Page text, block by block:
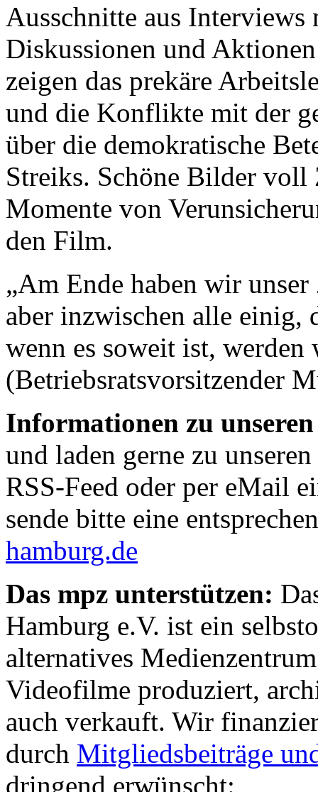
Ausschnitte aus
Diskussionen und
zeigen das prekäre
und die Konflikte mit der
über die demokratische
Streiks. Schöne Bilder
Momente von
den Film.
„Am Ende haben wir
aber inzwischen alle einig,
wenn es soweit ist,
(Betriebsratsvorsitzender
Informationen zu
und laden gerne zu
RSS-Feed oder per eMail
sende bitte eine
hamburg.de
Das mpz unterstützen:
Hamburg e.V. ist ein
alternatives
Videofilme produziert,
auch verkauft. Wir
durch Mitgliedsbeiträge
dringend erwünscht: